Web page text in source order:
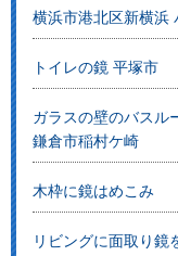
横浜市港北区新横浜
トイレの鏡 平塚市
ガラスの壁のバスル
鎌倉市稲村ケ崎
木枠に鏡はめこみ
リビングに面取り鏡